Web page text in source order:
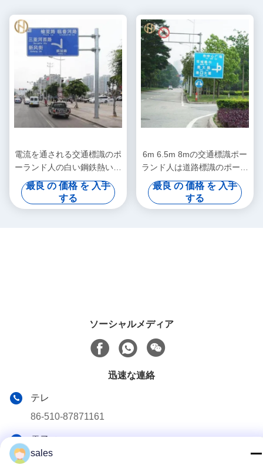
電流を通される交通標識のポ
ーランド人の白い鋼鉄熱いす
くいか粉のコーティングの表
面
最良 の 価格 を 入手
する
6m 6.5m 8mの交通標識ポー
ランド人は道路標識のポーラ
ンド人の鋼鉄八角形の形に電
流を通した
最良 の 価格 を 入手
する
ソーシャルメディア
迅速な連絡
テレ
86-510-87871161
電子メール
li@fu-tao.com
sales